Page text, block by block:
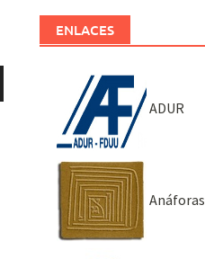
ENLACES
ADUR
Anáforas